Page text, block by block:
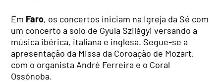
Em Faro, os concertos iniciam na Igreja da Sé com
um concerto a solo de Gyula Szilágyi versando a
música ibérica, italiana e inglesa. Segue-se a
apresentação da Missa da Coroação de Mozart,
com o organista André Ferreira e o Coral
Ossónoba.